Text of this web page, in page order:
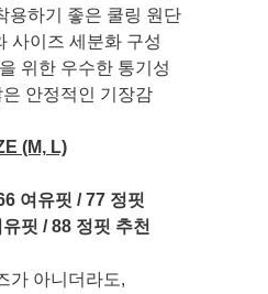
용하기 좋은 쿨링 원단
사이즈 세분화 구성
위한 우수한 통기성
안정적인 기장감
(M, L)
여유핏 / 77 정핏
핏 / 88 정핏 추천
가 아니더라도,